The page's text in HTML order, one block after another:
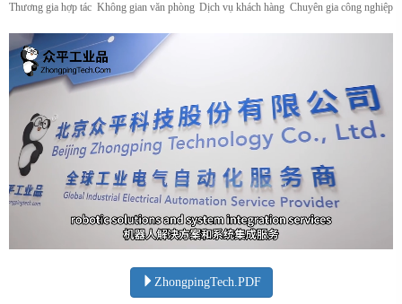
Thương gia hợp tác Không gian văn phòng Dịch vụ khách hàng Chuyên gia công nghiệp
ZhongpingTech.PDF